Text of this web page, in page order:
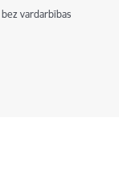
vardarbības